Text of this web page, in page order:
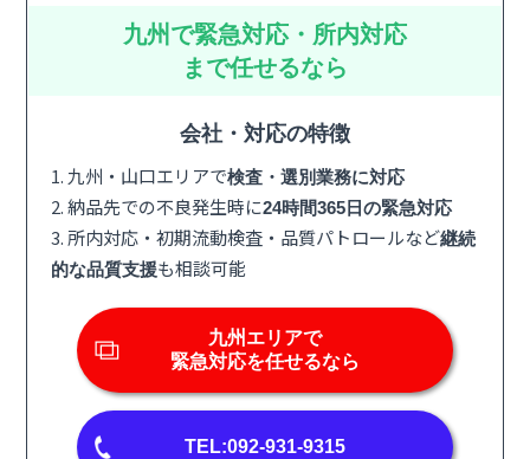
九州で緊急対応・所内対応
まで任せるなら
会社・対応の特徴
1. 九州・山口エリアで検査・選別業務に対応
2. 納品先での不良発生時に24時間365日の緊急対応
3. 所内対応・初期流動検査・品質パトロールなど継続
的な品質支援も相談可能
九州エリアで
緊急対応を任せるなら
TEL:092-931-9315